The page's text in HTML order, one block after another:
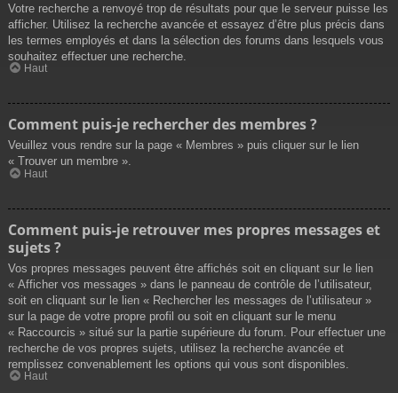
Votre recherche a renvoyé trop de résultats pour que le serveur puisse les
afficher. Utilisez la recherche avancée et essayez d’être plus précis dans
les termes employés et dans la sélection des forums dans lesquels vous
souhaitez effectuer une recherche.
Haut
Comment puis-je rechercher des membres ?
Veuillez vous rendre sur la page « Membres » puis cliquer sur le lien
« Trouver un membre ».
Haut
Comment puis-je retrouver mes propres messages et
sujets ?
Vos propres messages peuvent être affichés soit en cliquant sur le lien
« Afficher vos messages » dans le panneau de contrôle de l’utilisateur,
soit en cliquant sur le lien « Rechercher les messages de l’utilisateur »
sur la page de votre propre profil ou soit en cliquant sur le menu
« Raccourcis » situé sur la partie supérieure du forum. Pour effectuer une
recherche de vos propres sujets, utilisez la recherche avancée et
remplissez convenablement les options qui vous sont disponibles.
Haut